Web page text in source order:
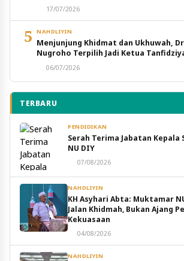
17/07/2026
5 NAHDLIYIN
Menjunjung Khidmat dan Ukhuwah,
Nugroho Terpilih Jadi Ketua
06/07/2026
TERBARU
PENDIDIKAN
Serah Terima Jabatan Kepala
NU DIY
07/08/2026
NAHDLIYIN
KH Asyhari Abta: Muktamar
Jalan Khidmah, Bukan Ajang
Kekuasaan
04/08/2026
NAHDLIYIN